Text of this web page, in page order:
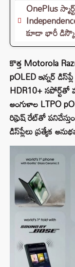
OnePlus
కూడా భారీ
కొత్త Motorola
pOLED ఇన్నర్
HDR10+
అంగుళాల LTPO
రిఫ్రెష్ రేట్‌తో
డిస్‌ప్లేలు ప్రత్యేక